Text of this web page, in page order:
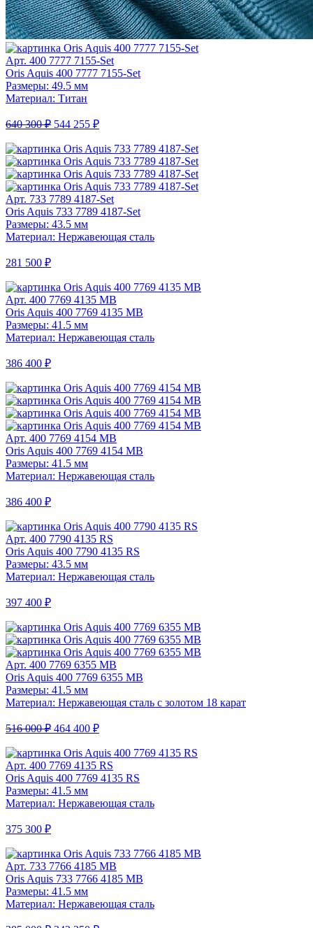
Арт. 400 7777 7155-Set
Oris Aquis 400 7777 7155-Set
Размеры: 49.5 мм
Материал: Титан
640 300 ₽ 544 255 ₽
Арт. 733 7789 4187-Set
Oris Aquis 733 7789 4187-Set
Размеры: 43.5 мм
Материал: Нержавеющая сталь
281 500 ₽
Арт. 400 7769 4135 MB
Oris Aquis 400 7769 4135 MB
Размеры: 41.5 мм
Материал: Нержавеющая сталь
386 400 ₽
Арт. 400 7769 4154 MB
Oris Aquis 400 7769 4154 MB
Размеры: 41.5 мм
Материал: Нержавеющая сталь
386 400 ₽
Арт. 400 7790 4135 RS
Oris Aquis 400 7790 4135 RS
Размеры: 43.5 мм
Материал: Нержавеющая сталь
397 400 ₽
Арт. 400 7769 6355 MB
Oris Aquis 400 7769 6355 MB
Размеры: 41.5 мм
Материал: Нержавеющая сталь с золотом 18 карат
516 000 ₽ 464 400 ₽
Арт. 400 7769 4135 RS
Oris Aquis 400 7769 4135 RS
Размеры: 41.5 мм
Материал: Нержавеющая сталь
375 300 ₽
Арт. 733 7766 4185 MB
Oris Aquis 733 7766 4185 MB
Размеры: 41.5 мм
Материал: Нержавеющая сталь